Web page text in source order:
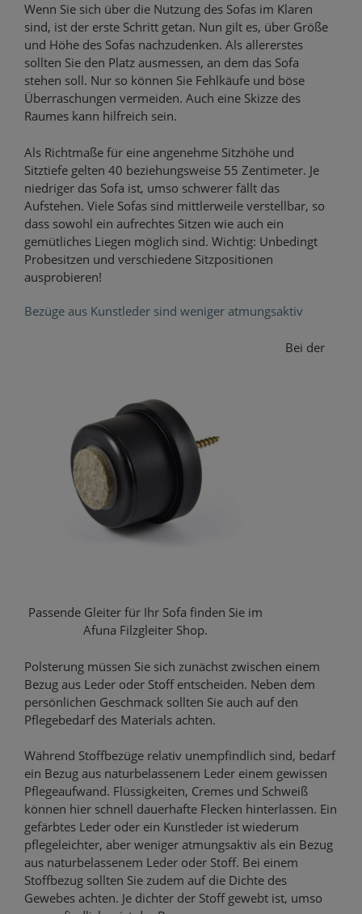
Wenn Sie sich über die Nutzung des Sofas im Klaren
sind, ist der erste Schritt getan. Nun gilt es, über Größe
und Höhe des Sofas nachzudenken. Als allererstes
sollten Sie den Platz ausmessen, an dem das Sofa
stehen soll. Nur so können Sie Fehlkäufe und böse
Überraschungen vermeiden. Auch eine Skizze des
Raumes kann hilfreich sein.
Als Richtmaße für eine angenehme Sitzhöhe und
Sitztiefe gelten 40 beziehungsweise 55 Zentimeter. Je
niedriger das Sofa ist, umso schwerer fällt das
Aufstehen. Viele Sofas sind mittlerweile verstellbar, so
dass sowohl ein aufrechtes Sitzen wie auch ein
gemütliches Liegen möglich sind. Wichtig: Unbedingt
Probesitzen und verschiedene Sitzpositionen
ausprobieren!
Bezüge aus Kunstleder sind weniger atmungsaktiv
Passende Gleiter für Ihr Sofa finden Sie im
Afuna Filzgleiter Shop.
Bei der
Polsterung müssen Sie sich zunächst zwischen einem
Bezug aus Leder oder Stoff entscheiden. Neben dem
persönlichen Geschmack sollten Sie auch auf den
Pflegebedarf des Materials achten.
Während Stoffbezüge relativ unempfindlich sind, bedarf
ein Bezug aus naturbelassenem Leder einem gewissen
Pflegeaufwand. Flüssigkeiten, Cremes und Schweiß
können hier schnell dauerhafte Flecken hinterlassen. Ein
gefärbtes Leder oder ein Kunstleder ist wiederum
pflegeleichter, aber weniger atmungsaktiv als ein Bezug
aus naturbelassenem Leder oder Stoff. Bei einem
Stoffbezug sollten Sie zudem auf die Dichte des
Gewebes achten. Je dichter der Stoff gewebt ist, umso